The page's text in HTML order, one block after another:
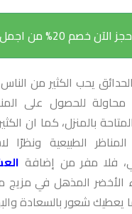
الآن خصم 20% من اجمل بستان
يحب الكثير من
للحصول على
بالمنزل، كما ان
الطبيعية ونظرًا
فلا مفر من إضافة
الأخضر المذهل في
يعطيك شعور بالسعادة